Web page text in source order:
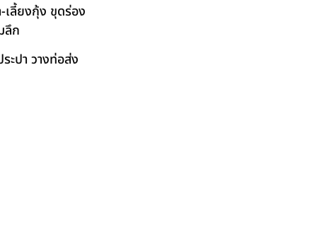
เลี้ยงกุ้ง ขุดร่อง
ลึก
ะปา วางท่อส่ง